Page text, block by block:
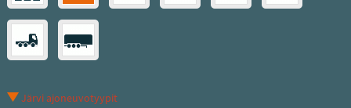
Järvi ajoneuvotyypit